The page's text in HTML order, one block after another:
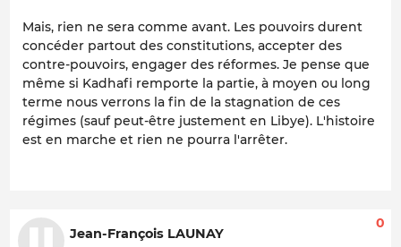
Mais, rien ne sera comme avant. Les pouvoirs durent
concéder partout des constitutions, accepter des
contre-pouvoirs, engager des réformes. Je pense que
même si Kadhafi remporte la partie, à moyen ou long
terme nous verrons la fin de la stagnation de ces
régimes (sauf peut-être justement en Libye). L'histoire
est en marche et rien ne pourra l'arrêter.
Jean-François LAUNAY
0